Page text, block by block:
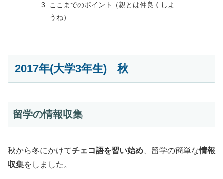
ここまでのポイント（親とは仲良くしよ
うね）
2017年(大学3年生) 秋
留学の情報収集
秋から冬にかけてチェコ語を習い始め 、留学の簡単な情報
収集をしました。